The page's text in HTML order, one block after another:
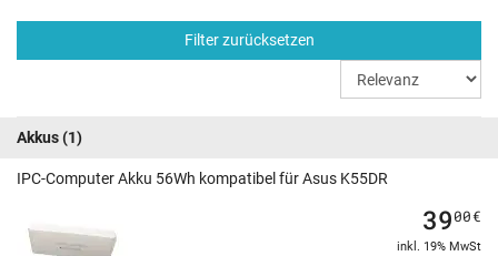
Filter zurücksetzen
Akkus(1)
IPC-Computer Akku 56Wh kompatibel für Asus K55DR
3900€
inkl. 19% MwSt